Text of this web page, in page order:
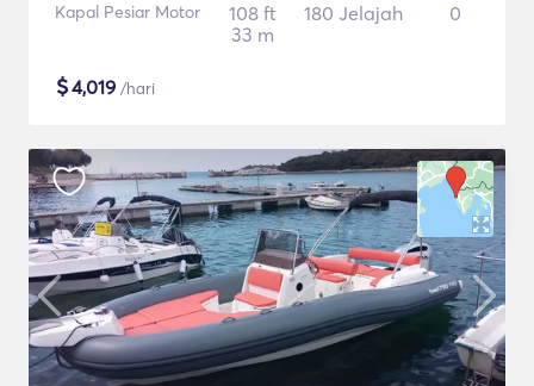
Kapal Pesiar Motor
108 ft
33 m
180 Jelajah 0
$4,019 /hari